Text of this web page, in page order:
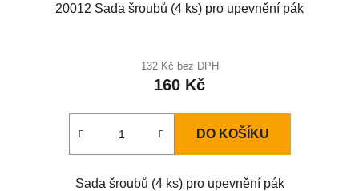
20012 Sada šroubů (4 ks) pro upevnění pák
132 Kč bez DPH
160 Kč
DO KOŠÍKU
Sada šroubů (4 ks) pro upevnění pák